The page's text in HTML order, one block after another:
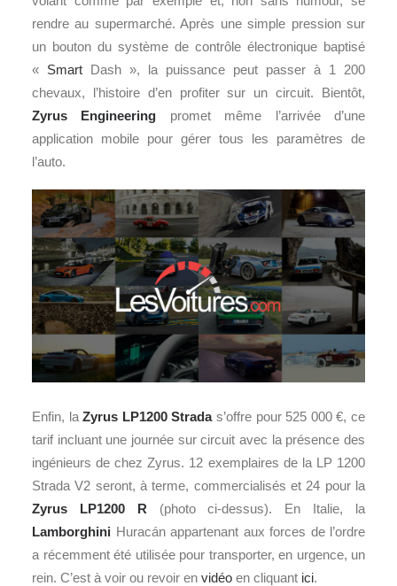
rendre au supermarché. Après une simple pression sur
un bouton du système de contrôle électronique baptisé
« Smart Dash », la puissance peut passer à 1 200
chevaux, l’histoire d’en profiter sur un circuit. Bientôt,
Zyrus Engineering promet même l’arrivée d’une
application mobile pour gérer tous les paramètres de
l’auto.
Enfin, laZyrus LP1200 Stradas’offre pour 525 000 €, ce
tarif incluant une journée sur circuit avec la présence des
ingénieurs de chez Zyrus. 12 exemplaires de la LP 1200
Strada V2 seront, à terme, commercialisés et 24 pour la
Zyrus LP1200 R (photo ci-dessus). En Italie, la
Lamborghini Huracán appartenant aux forces de l’ordre
a récemment été utilisée pour transporter, en urgence, un
rein. C’est à voir ou revoir en vidéo en cliquant ici.